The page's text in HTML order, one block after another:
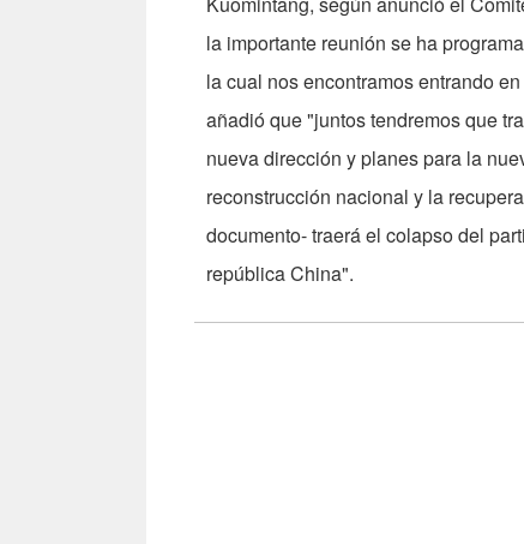
la importante reunión se ha
la cual nos encontramos entrando
añadió que "juntos tendremos que
nueva dirección y planes para la
reconstrucción nacional y la
documento- traerá el colapso del
república China".